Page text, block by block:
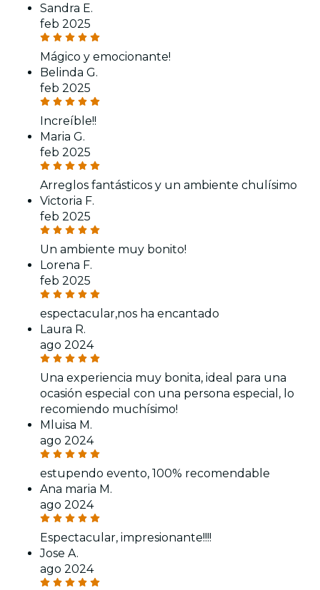
Sandra E.
feb 2025
Mágico y emocionante!
Belinda G.
feb 2025
Increíble!!
Maria G.
feb 2025
Arreglos fantásticos y un ambiente chulísimo
Victoria F.
feb 2025
Un ambiente muy bonito!
Lorena F.
feb 2025
espectacular,nos ha encantado
Laura R.
ago 2024
Una experiencia muy bonita, ideal para una
ocasión especial con una persona especial, lo
recomiendo muchísimo!
Mluisa M.
ago 2024
estupendo evento, 100% recomendable
Ana maria M.
ago 2024
Espectacular, impresionante!!!!
Jose A.
ago 2024